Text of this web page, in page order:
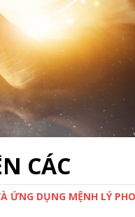
CÁC
ỨNG DỤNG MỆNH LÝ